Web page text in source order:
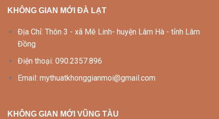
KHÔNG GIAN MỚI ĐÀ LẠT
Địa Chỉ: Thôn 3 - xã Mê Linh- huyện Lâm Hà - tỉnh Lâm
Đồng
Điện thoại: 090.2357.896
Email: mythuatkhonggianmoi@gmail.com
KHÔNG GIAN MỚI VŨNG TÀU